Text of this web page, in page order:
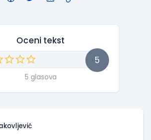
Oceni tekst
5
5 glasova